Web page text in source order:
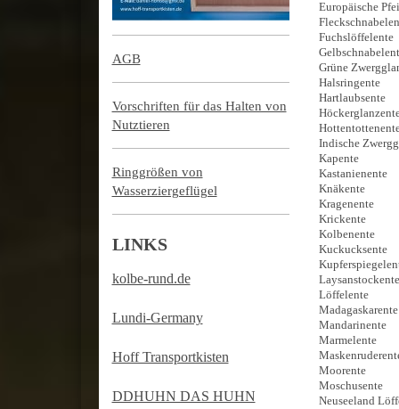
Europäische
Grüne
Hartlaubsente
Indische
Kapente
Kastanienente
Knäkente
Kragenente
Krickente
Kolbenente
Löffelente
Marmelente
Moorente
Neuseeland
AGB
Vorschriften für das Halten von
Nutztieren
Ringgrößen von
Wasserziergeflügel
LINKS
kolbe-rund.de
Lundi-Germany
Hoff Transportkisten
DDHUHN DAS HUHN